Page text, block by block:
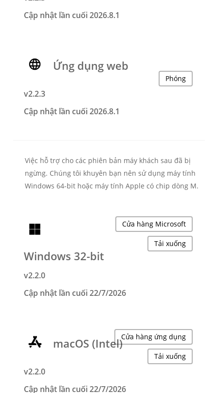
Cập nhật lần cuối 2026.8.1
Ứng dụng web
v2.2.3
Cập nhật lần cuối 2026.8.1
Phóng
Việc hỗ trợ cho các phiên bản máy khách sau đã bị
ngừng. Chúng tôi khuyên bạn nên sử dụng máy tính
Windows 64-bit hoặc máy tính Apple có chip dòng M.
Windows 32-bit
v2.2.0
Cập nhật lần cuối 22/7/2026
Cửa hàng Microsoft
Tải xuống
macOS (Intel)
v2.2.0
Cập nhật lần cuối 22/7/2026
Cửa hàng ứng dụng
Tải xuống